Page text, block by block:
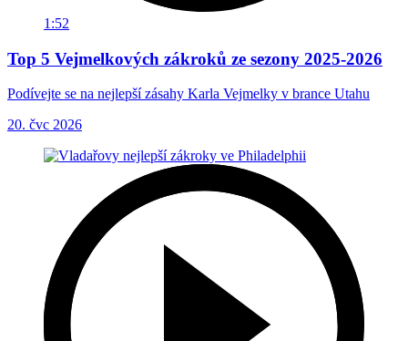
1:52
Top 5 Vejmelkových zákroků ze sezony 2025-2026
Podívejte se na nejlepší zásahy Karla Vejmelky v brance Utahu
20. čvc 2026